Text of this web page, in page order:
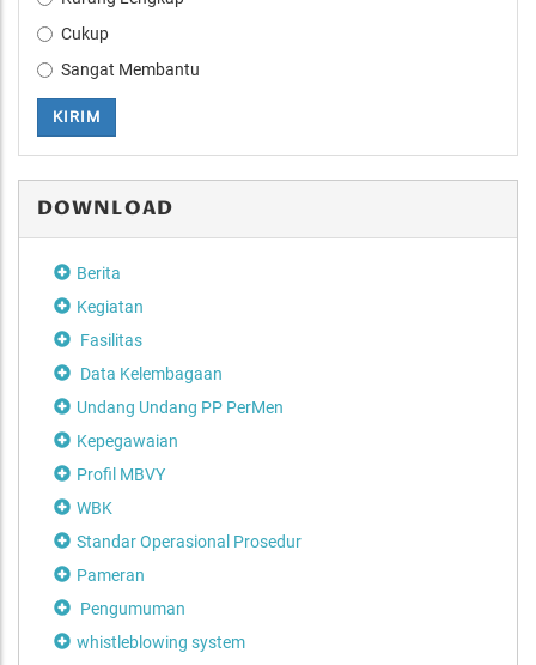
Cukup
Sangat Membantu
KIRIM
DOWNLOAD
Berita
Kegiatan
Fasilitas
Data Kelembagaan
Undang Undang PP PerMen
Kepegawaian
Profil MBVY
WBK
Standar Operasional Prosedur
Pameran
Pengumuman
whistleblowing system